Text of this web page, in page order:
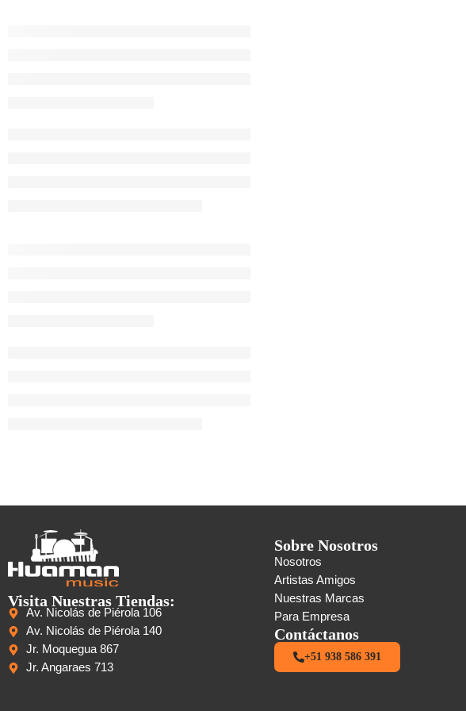
Visita Nuestras Tiendas:
Av. Nicolás de Piérola 106
Av. Nicolás de Piérola 140
Jr. Moquegua 867
Jr. Angaraes 713
Sobre Nosotros
Nosotros
Artistas Amigos
Nuestras Marcas
Para Empresa
Contáctanos
+51 938 586 391